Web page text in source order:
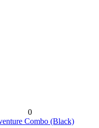
0
Combo (Black)